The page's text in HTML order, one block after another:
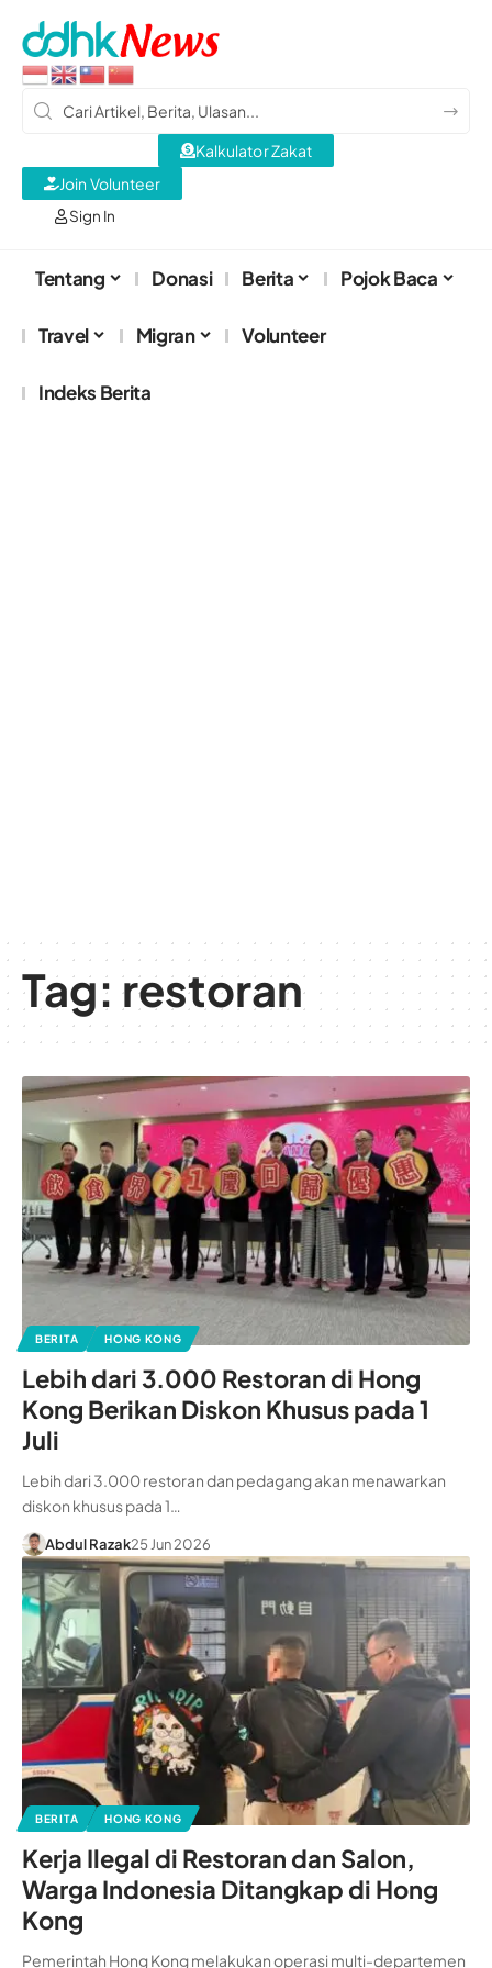
Sign In
Kalkulator Zakat
Join Volunteer
Tentang Donasi Berita Pojok Baca
Travel Migran Volunteer
Indeks Berita
Tag: restoran
BERITA HONG KONG
Lebih dari 3.000 Restoran di Hong
Kong Berikan Diskon Khusus pada 1
Juli
Lebih dari 3.000 restoran dan pedagang akan menawarkan
diskon khusus pada 1…
Abdul Razak25 Jun 2026
BERITA HONG KONG
Kerja Ilegal di Restoran dan Salon,
Warga Indonesia Ditangkap di Hong
Kong
Pemerintah Hong Kong melakukan operasi multi-departemen